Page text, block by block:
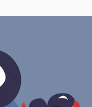
Academy